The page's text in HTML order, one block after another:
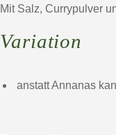
Mit Salz, Currypulver
Variation
anstatt Annanas